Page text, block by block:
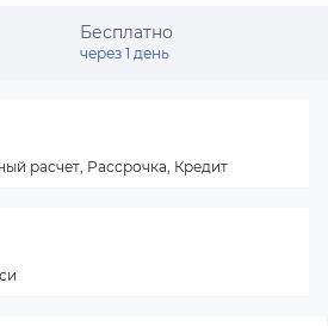
Бесплатно
через 1 день
расчет, Рассрочка, Кредит